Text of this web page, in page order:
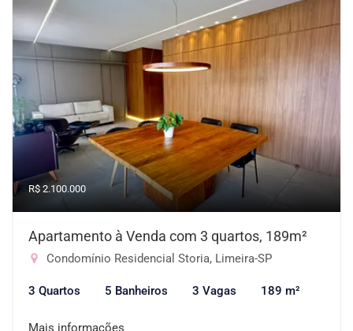
R$ 2.100.000
Apartamento à Venda com 3 quartos, 189m²
Condomínio Residencial Storia, Limeira-SP
3 Quartos 5 Banheiros 3 Vagas 189 m²
Mais informações